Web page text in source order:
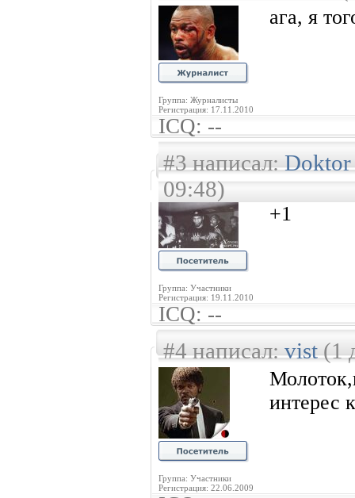
Группа: Журналисты
Регистрация: 17.11.2010
ага, я
ICQ: --
#3 написал:
09:48)
Группа: Участники
Регистрация: 19.11.2010
+1
ICQ: --
#4 написал:vist(1
Группа: Участники
Регистрация: 22.06.2009
интерес